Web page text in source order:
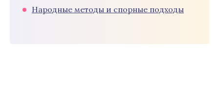
Народные методы и спорные подходы